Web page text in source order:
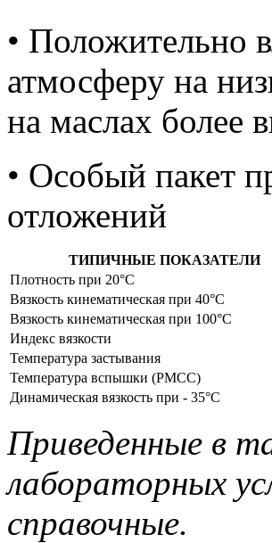
• Положительно
атмосферу на
на маслах более
• Особый пакет
отложений
ТИПИЧНЫЕ ПОКАЗАТЕЛИ
Плотность при 20°C
Вязкость кинематическая при 40°C
Вязкость кинематическая при 100°C
Индекс вязкости
Температура застывания
Температура вспышки (PMCC)
Динамическая вязкость при - 35°C
Приведенные в
лабораторных
справочные.